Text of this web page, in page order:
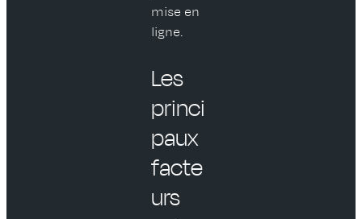
mise en
ligne.
Les
princi
paux
facte
urs